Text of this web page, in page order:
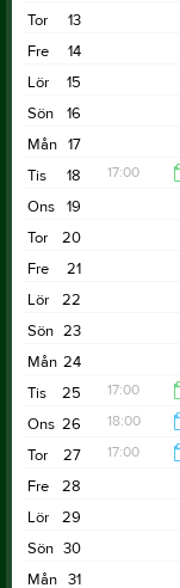
13
Tor
14
Fre
15
Lör
16
Sön
17
Mån
18
Tis 17:00
19
Ons
20
Tor
21
Fre
22
Lör
23
Sön
24
Mån
25
Tis 17:00
21:00
26
Ons 18:00
27
Tor 17:00
28
Fre
29
Lör
30
Sön
31
Mån